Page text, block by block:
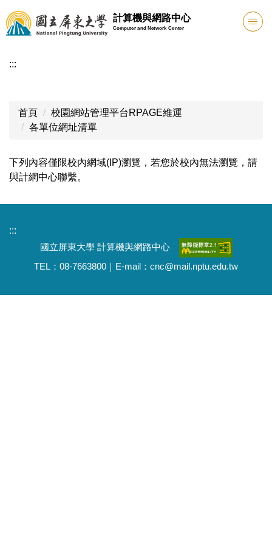
跳
到
主
內
計算機與網路中心
Computer and Network Center
:::
首頁
校園網站管理平台RPAGE維運
各單位網址清單
下列內容僅限校內網域(IP)瀏覽，若您於校內無法瀏覽，請
與計網中心聯繫。
:::
國立屏東大學 計算機與網路中心
TEL：08-7663800｜E-mail：cnc@mail.nptu.edu.tw